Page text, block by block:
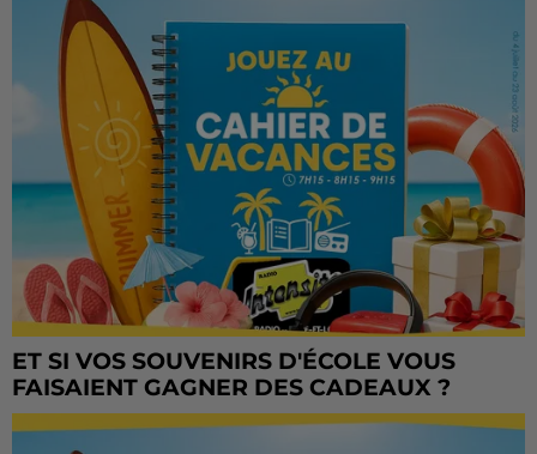
ET SI VOS SOUVENIRS D'ÉCOLE VOUS
FAISAIENT GAGNER DES CADEAUX ?